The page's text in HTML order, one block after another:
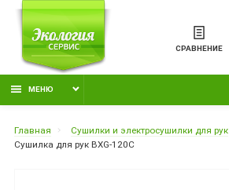
СРАВНЕНИЕ
МЕНЮ
Главная
Сушилки и электросушилки для рук
Сушилка для рук BXG-120C